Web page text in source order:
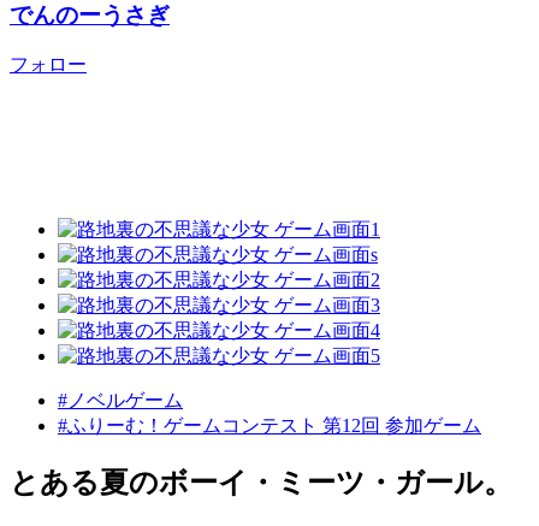
でんのーうさぎ
フォロー
#ノベルゲーム
#ふりーむ！ゲームコンテスト 第12回 参加ゲーム
とある夏のボーイ・ミーツ・ガール。